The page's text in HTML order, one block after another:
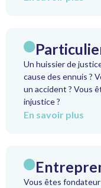
Un huissier de
cause des ennuis ?
un accident ? Vous
injustice ?
En savoir plus
Vous êtes